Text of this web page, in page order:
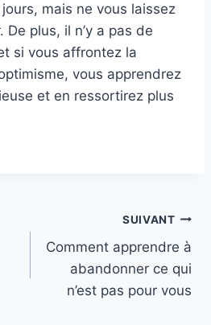
mais ne vous laissez
De plus, il n’y a pas de
si vous affrontez la
vous apprendrez
et en ressortirez plus
SUIVANT
Comment apprendre à
abandonner ce qui
n’est pas pour vous